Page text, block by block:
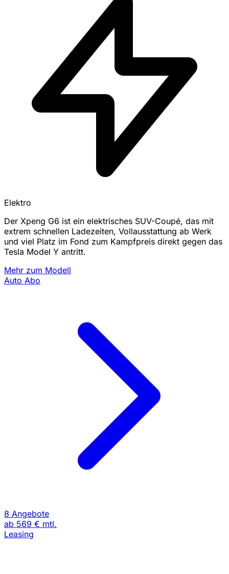
Elektro
Der Xpeng G6 ist ein elektrisches SUV-Coupé, das mit
extrem schnellen Ladezeiten, Vollausstattung ab Werk
und viel Platz im Fond zum Kampfpreis direkt gegen das
Tesla Model Y antritt.
Mehr zum Modell
Auto Abo
8 Angebote
ab 569 € mtl.
Leasing